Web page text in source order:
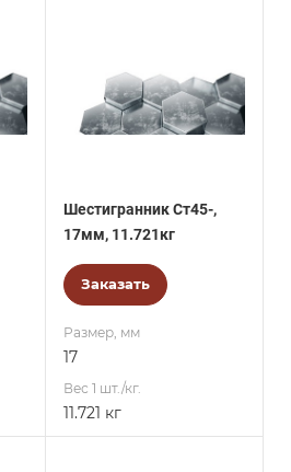
Шестигранник Ст45-,
17мм, 11.721кг
Заказать
Размер, мм
17
Вес 1 шт./кг.
11.721 кг